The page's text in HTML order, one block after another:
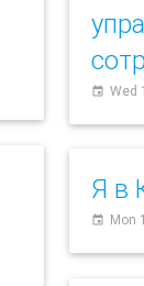
event Wed
Я в
event Mon